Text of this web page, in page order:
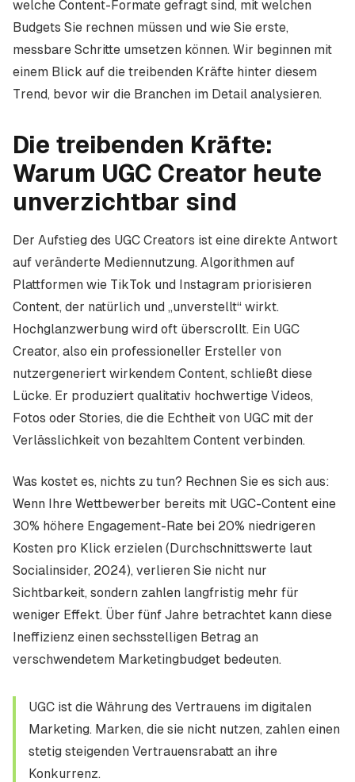
welche Content-Formate gefragt sind, mit welchen
Budgets Sie rechnen müssen und wie Sie erste,
messbare Schritte umsetzen können. Wir beginnen mit
einem Blick auf die treibenden Kräfte hinter diesem
Trend, bevor wir die Branchen im Detail analysieren.
Die treibenden Kräfte:
Warum UGC Creator heute
unverzichtbar sind
Der Aufstieg des UGC Creators ist eine direkte Antwort
auf veränderte Mediennutzung. Algorithmen auf
Plattformen wie TikTok und Instagram priorisieren
Content, der natürlich und „unverstellt“ wirkt.
Hochglanzwerbung wird oft überscrollt. Ein UGC
Creator, also ein professioneller Ersteller von
nutzergeneriert wirkendem Content, schließt diese
Lücke. Er produziert qualitativ hochwertige Videos,
Fotos oder Stories, die die Echtheit von UGC mit der
Verlässlichkeit von bezahltem Content verbinden.
Was kostet es, nichts zu tun? Rechnen Sie es sich aus:
Wenn Ihre Wettbewerber bereits mit UGC-Content eine
30% höhere Engagement-Rate bei 20% niedrigeren
Kosten pro Klick erzielen (Durchschnittswerte laut
Socialinsider, 2024), verlieren Sie nicht nur
Sichtbarkeit, sondern zahlen langfristig mehr für
weniger Effekt. Über fünf Jahre betrachtet kann diese
Ineffizienz einen sechsstelligen Betrag an
verschwendetem Marketingbudget bedeuten.
UGC ist die Währung des Vertrauens im digitalen
Marketing. Marken, die sie nicht nutzen, zahlen einen
stetig steigenden Vertrauensrabatt an ihre
Konkurrenz.